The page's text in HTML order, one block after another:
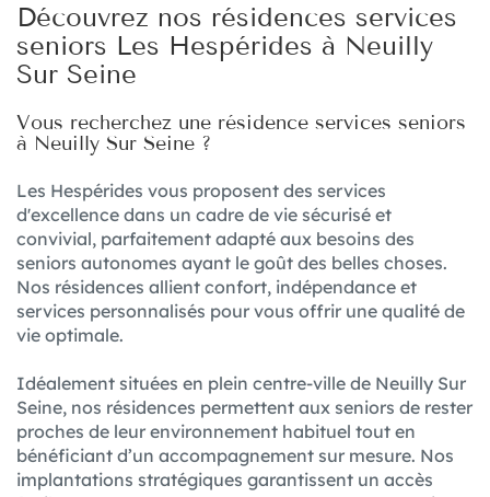
Découvrez nos résidences services
seniors Les Hespérides à Neuilly
Sur Seine
Vous recherchez une résidence services seniors
à Neuilly Sur Seine ?
Les Hespérides vous proposent des services
d'excellence dans un cadre de vie sécurisé et
convivial, parfaitement adapté aux besoins des
seniors autonomes ayant le goût des belles choses.
Nos résidences allient confort, indépendance et
services personnalisés pour vous offrir une qualité de
vie optimale.
Idéalement situées en plein centre-ville de Neuilly Sur
Seine, nos résidences permettent aux seniors de rester
proches de leur environnement habituel tout en
bénéficiant d’un accompagnement sur mesure. Nos
implantations stratégiques garantissent un accès